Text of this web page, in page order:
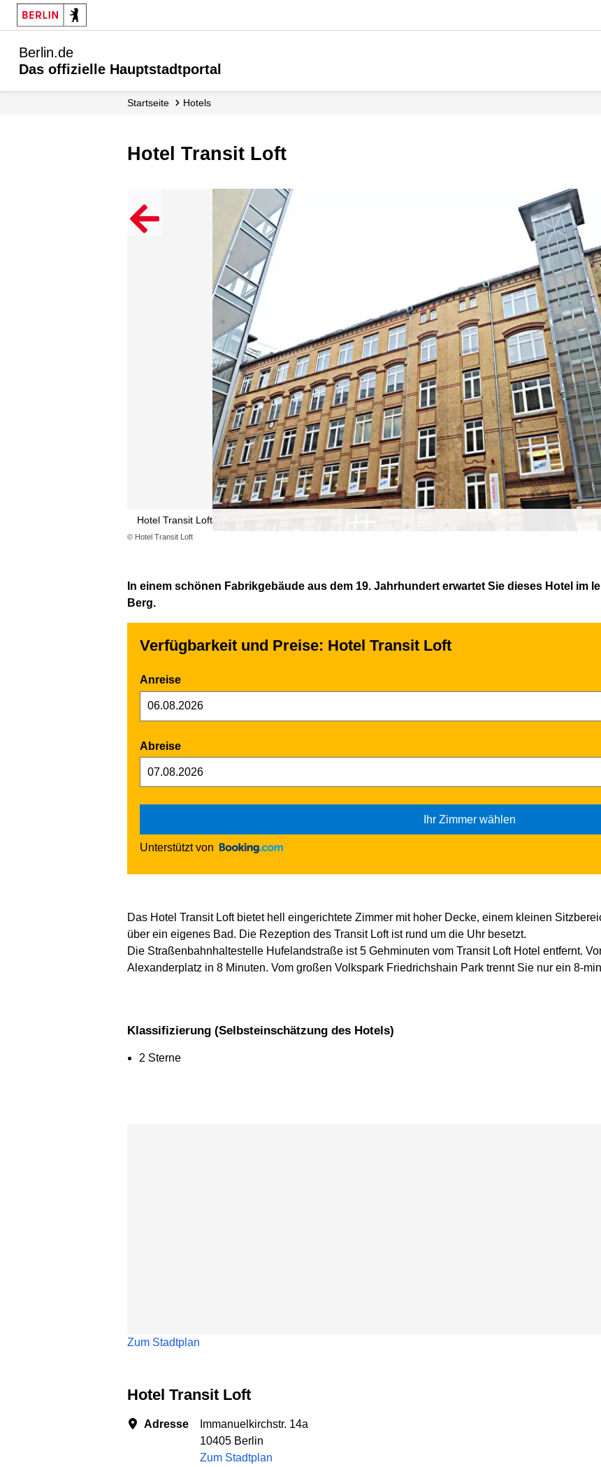
Berlin.de
Das offizielle Hauptstadtportal
Startseite Hotels
Hotel Transit Loft
© Hotel Transit Loft
Hotel Transit Loft
In einem schönen Fabrikgebäude aus dem 19. Jahrhundert erwartet Sie dieses Hotel im
Berg.
Verfügbarkeit und Preise: Hotel Transit Loft
Anreise
Abreise
Ihr Zimmer wählen
Unterstützt von
Das Hotel Transit Loft bietet hell eingerichtete Zimmer mit hoher Decke, einem kleinen
über ein eigenes Bad. Die Rezeption des Transit Loft ist rund um die Uhr besetzt.
Die Straßenbahnhaltestelle Hufelandstraße ist 5 Gehminuten vom Transit Loft Hotel entfernt.
Alexanderplatz in 8 Minuten. Vom großen Volkspark Friedrichshain Park trennt Sie nur ein 8-
Klassifizierung (Selbsteinschätzung des Hotels)
2 Sterne
Zum Stadtplan
Hotel Transit Loft
Adresse
Immanuelkirchstr. 14a
10405 Berlin
Zum Stadtplan